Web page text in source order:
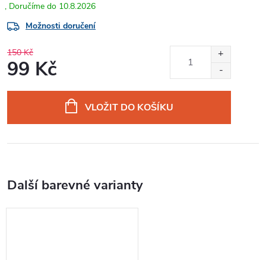
10.8.2026
Možnosti doručení
150 Kč
99 Kč
VLOŽIT DO KOŠÍKU